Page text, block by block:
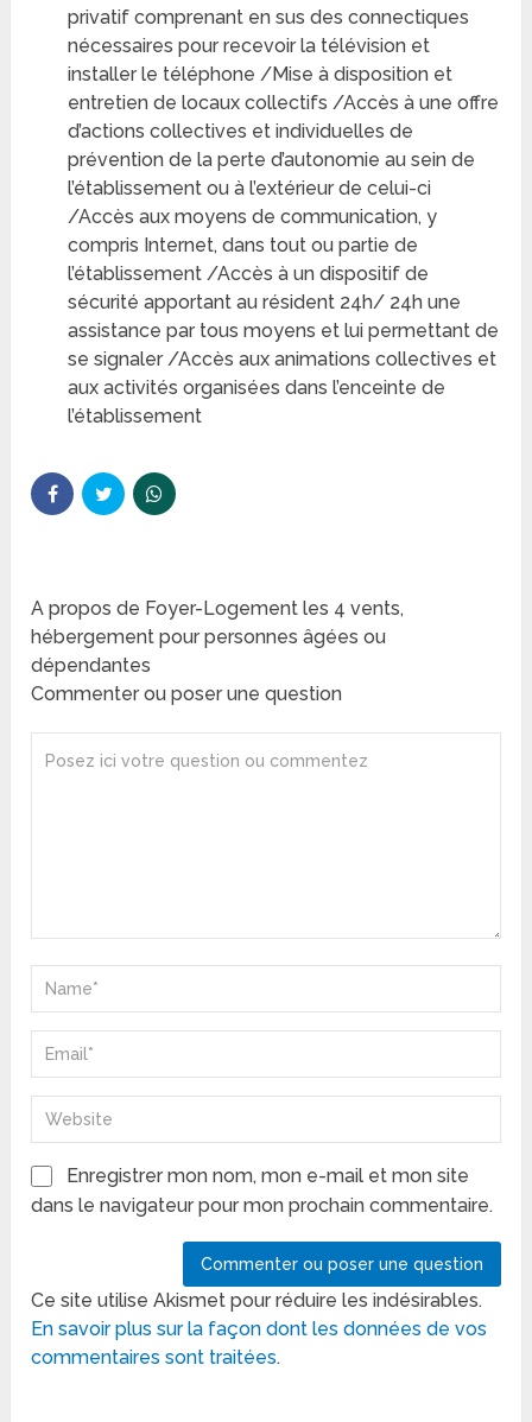
privatif comprenant en sus des connectiques
nécessaires pour recevoir la télévision et
installer le téléphone /Mise à disposition et
entretien de locaux collectifs /Accès à une offre
d’actions collectives et individuelles de
prévention de la perte d’autonomie au sein de
l’établissement ou à l’extérieur de celui-ci
/Accès aux moyens de communication, y
compris Internet, dans tout ou partie de
l’établissement /Accès à un dispositif de
sécurité apportant au résident 24h/ 24h une
assistance par tous moyens et lui permettant de
se signaler /Accès aux animations collectives et
aux activités organisées dans l’enceinte de
l’établissement
A propos de Foyer-Logement les 4 vents,
hébergement pour personnes âgées ou
dépendantes
Commenter ou poser une question
Enregistrer mon nom, mon e-mail et mon site
dans le navigateur pour mon prochain commentaire.
Ce site utilise Akismet pour réduire les indésirables.
En savoir plus sur la façon dont les données de vos
commentaires sont traitées.